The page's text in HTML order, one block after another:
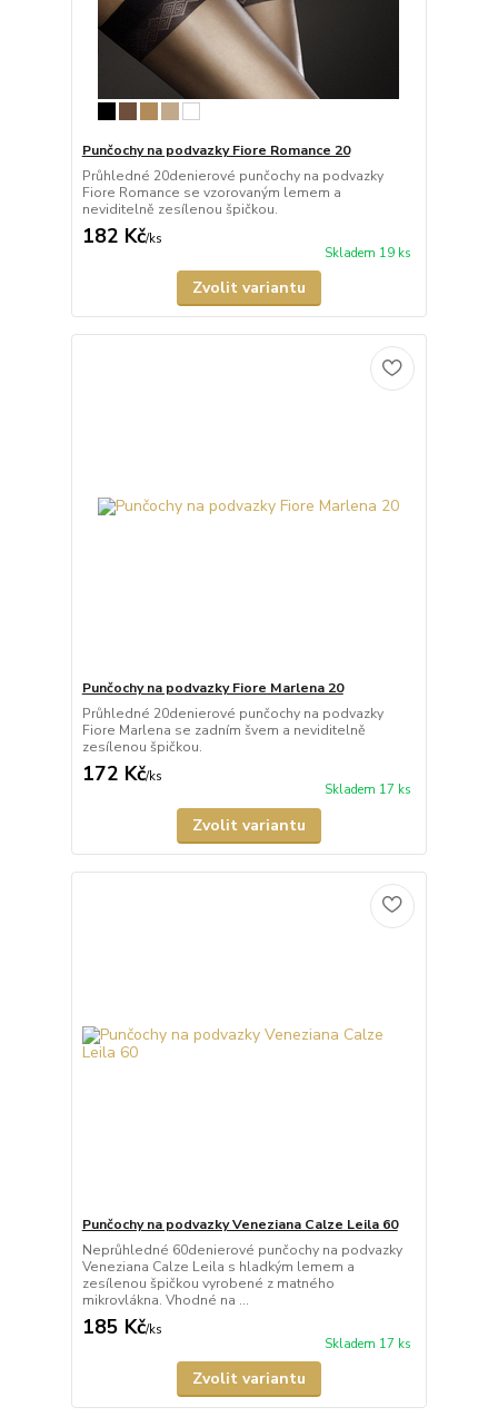
Punčochy na podvazky Fiore Romance 20
Průhledné 20denierové punčochy na podvazky
Fiore Romance se vzorovaným lemem a
neviditelně zesílenou špičkou.
182 Kč/ks
Skladem 19 ks
Zvolit variantu
Punčochy na podvazky Fiore Marlena 20
Průhledné 20denierové punčochy na podvazky
Fiore Marlena se zadním švem a neviditelně
zesílenou špičkou.
172 Kč/ks
Skladem 17 ks
Zvolit variantu
Punčochy na podvazky Veneziana Calze Leila 60
Neprůhledné 60denierové punčochy na podvazky
Veneziana Calze Leila s hladkým lemem a
zesílenou špičkou vyrobené z matného
mikrovlákna. Vhodné na ...
185 Kč/ks
Skladem 17 ks
Zvolit variantu